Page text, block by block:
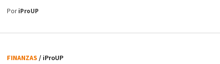
PoriProUP
FINANZAS / iProUP